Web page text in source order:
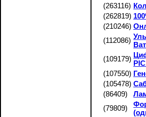
(263116)
(262819)
(210246)
(112086)
(109179)
(107550)
(105478)
(86409)
(79809)